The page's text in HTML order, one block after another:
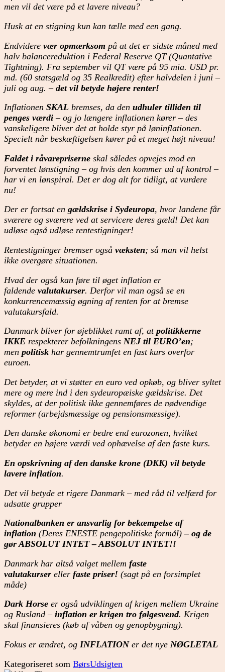
men vil det være på et lavere niveau?
Husk at en stigning kun kan tælle med een gang.
Endvidere vær opmærksom på at det er sidste måned med
halv balancereduktion i Federal Reserve QT (Quantative
Tightning). Fra september vil QT være på 95 mia. USD pr.
md. (60 statsgæld og 35 Realkredit) efter halvdelen i juni –
juli og aug. – det vil betyde højere renter!
Inflationen SKAL bremses, da den udhuler tilliden til
penges værdi – og jo længere inflationen kører – des
vanskeligere bliver det at holde styr på løninflationen.
Specielt når beskæftigelsen kører på et meget højt niveau!
Faldet i råvarepriserne skal således opvejes mod en
forventet lønstigning – og hvis den kommer ud af kontrol –
har vi en lønspiral. Det er dog alt for tidligt, at vurdere
nu!
Der er fortsat en gældskrise i Sydeuropa, hvor landene får
sværere og sværere ved at servicere deres gæld! Det kan
udløse også udløse rentestigninger!
Rentestigninger bremser også væksten; så man vil helst
ikke overgøre situationen.
Hvad der også kan føre til øget inflation er
faldende valutakurser. Derfor vil man også se en
konkurrencemæssig øgning af renten for at bremse
valutakursfald.
Danmark bliver for øjeblikket ramt af, at politikkerne
IKKE respekterer befolkningens NEJ til EURO’en;
men politisk har gennemtrumfet en fast kurs overfor
euroen.
Det betyder, at vi støtter en euro ved opkøb, og bliver syltet
mere og mere ind i den sydeuropæiske gældskrise. Det
skyldes, at der politisk ikke gennemføres de nødvendige
reformer (arbejdsmæssige og pensionsmæssige).
Den danske økonomi er bedre end eurozonen, hvilket
betyder en højere værdi ved ophævelse af den faste kurs.
En opskrivning af den danske krone (DKK) vil betyde
lavere inflation.
Det vil betyde et rigere Danmark – med råd til velfærd for
udsatte grupper
Nationalbanken er ansvarlig for bekæmpelse af
inflation (Deres ENESTE pengepolitiske formål) – og de
gør ABSOLUT INTET – ABSOLUT INTET!!
Danmark har altså valget mellem faste
valutakurser eller faste priser! (sagt på en forsimplet
måde)
Dark Horse er også udviklingen af krigen mellem Ukraine
og Rusland – inflation er krigen tro følgesvend. Krigen
skal finansieres (køb af våben og genopbygning).
Fokus er ændret, og INFLATIONer det nye NØGLETAL
Kategoriseret som BørsUdsigten